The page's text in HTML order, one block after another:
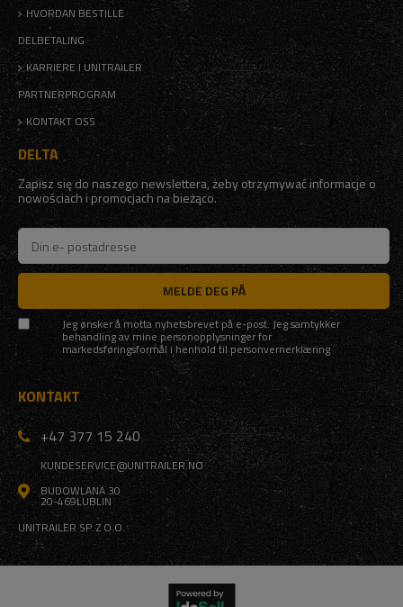
HVORDAN BESTILLE
DELBETALING
KARRIERE I UNITRAILER
PARTNERPROGRAM
KONTAKT OSS
DELTA
Zapisz się do naszego newslettera, żeby otrzymywać informacje o
nowościach i promocjach na bieżąco.
MELDE DEG PÅ
Jeg ønsker å motta nyhetsbrevet på e-post. Jeg samtykker
behandling av mine personopplysninger for
markedsføringsformål i henhold til personvernerklæring
KONTAKT
+47 377 15 240
KUNDESERVICE@UNITRAILER.NO
BUDOWLANA 30
20-469LUBLIN
UNITRAILER SP. Z O.O.